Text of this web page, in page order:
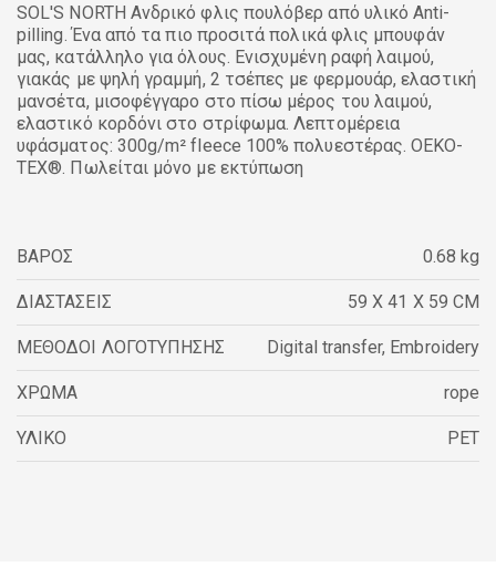
SOL'S NORTH Ανδρικό φλις πουλόβερ από υλικό Anti-
pilling. Ένα από τα πιο προσιτά πολικά φλις μπουφάν
μας, κατάλληλο για όλους. Ενισχυμένη ραφή λαιμού,
γιακάς με ψηλή γραμμή, 2 τσέπες με φερμουάρ, ελαστική
μανσέτα, μισοφέγγαρο στο πίσω μέρος του λαιμού,
ελαστικό κορδόνι στο στρίφωμα. Λεπτομέρεια
υφάσματος: 300g/m² fleece 100% πολυεστέρας. OEKO-
TEX®. Πωλείται μόνο με εκτύπωση
ΒΑΡΟΣ 0.68 kg
ΔΙΑΣΤΑΣΕΙΣ 59 X 41 X 59 CM
ΜΕΘΟΔΟΙ ΛΟΓΟΤΥΠΗΣΗΣ Digital transfer, Embroidery
ΧΡΩΜΑ rope
ΥΛΙΚΟ PET